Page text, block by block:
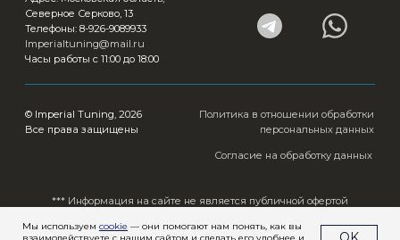
Мы используем cookie — они помогают нам понять, как вы